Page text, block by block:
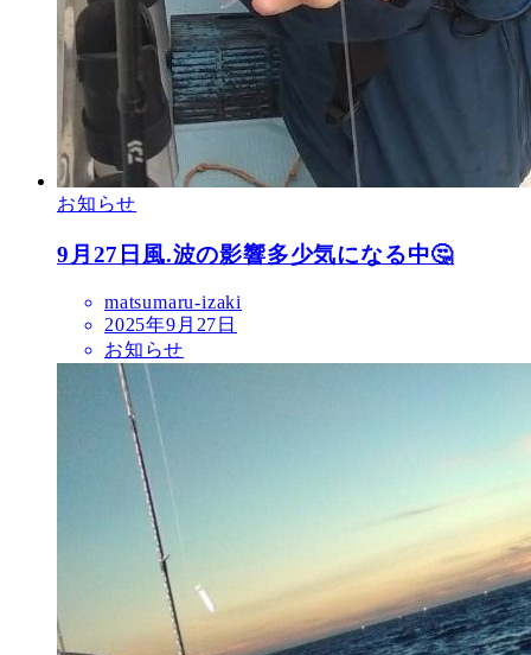
お知らせ
9月27日風.波の影響多少気になる中🤔
matsumaru-izaki
2025年9月27日
お知らせ